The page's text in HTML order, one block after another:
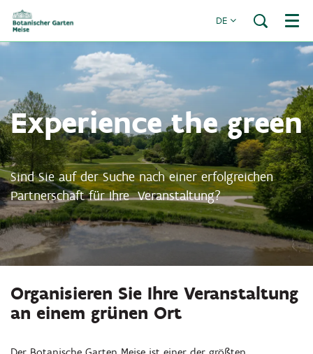
DE Menü
Experience the green
Sind Sie auf der Suche nach einer erfolgreichen
Partnerschaft für Ihre Veranstaltung?
Organisieren Sie Ihre Veranstaltung
an einem grünen Ort